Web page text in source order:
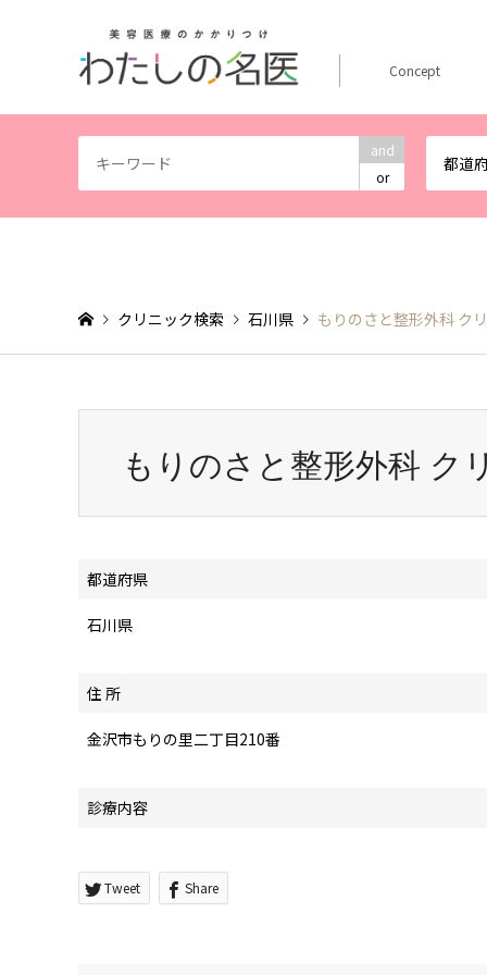
and
or
都道
Concept
クリニック検索 石川県 もりのさと整形外科 ク
もりのさと整形外科 ク
都道府県
石川県
住 所
金沢市もりの里二丁目210番
診療内容
Tweet Share